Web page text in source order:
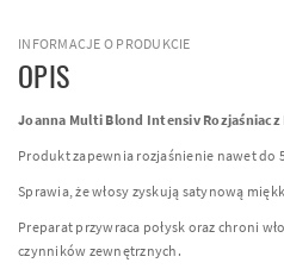
INFORMACJE O PRODUKCIE
OPIS
Joanna Multi Blond Intensiv Rozjaśniacz
Produkt zapewnia rozjaśnienie nawet do
Sprawia, że włosy zyskują satynową
Preparat przywraca połysk oraz chroni
czynników zewnętrznych.